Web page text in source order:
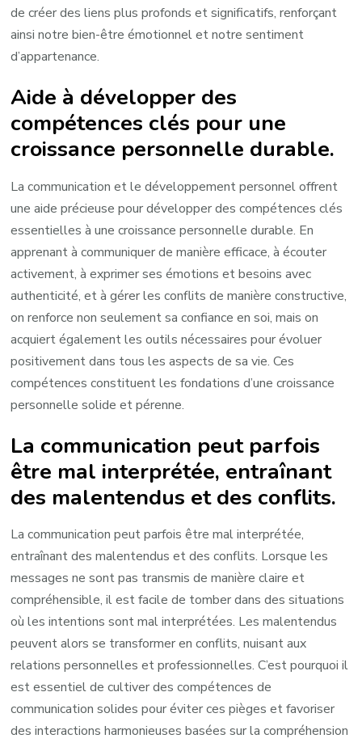
de créer des liens plus profonds et significatifs, renforçant
ainsi notre bien-être émotionnel et notre sentiment
d’appartenance.
Aide à développer des
compétences clés pour une
croissance personnelle durable.
La communication et le développement personnel offrent
une aide précieuse pour développer des compétences clés
essentielles à une croissance personnelle durable. En
apprenant à communiquer de manière efficace, à écouter
activement, à exprimer ses émotions et besoins avec
authenticité, et à gérer les conflits de manière constructive,
on renforce non seulement sa confiance en soi, mais on
acquiert également les outils nécessaires pour évoluer
positivement dans tous les aspects de sa vie. Ces
compétences constituent les fondations d’une croissance
personnelle solide et pérenne.
La communication peut parfois
être mal interprétée, entraînant
des malentendus et des conflits.
La communication peut parfois être mal interprétée,
entraînant des malentendus et des conflits. Lorsque les
messages ne sont pas transmis de manière claire et
compréhensible, il est facile de tomber dans des situations
où les intentions sont mal interprétées. Les malentendus
peuvent alors se transformer en conflits, nuisant aux
relations personnelles et professionnelles. C’est pourquoi il
est essentiel de cultiver des compétences de
communication solides pour éviter ces pièges et favoriser
des interactions harmonieuses basées sur la compréhension